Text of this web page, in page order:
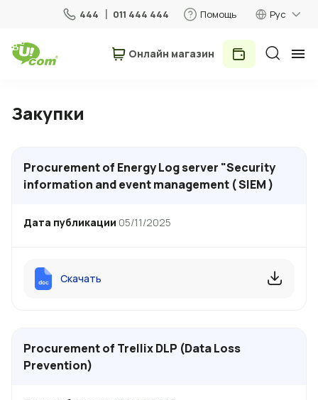
444 011 444 444 Помощь Рус
Мобильная связь
5G сеть Новый
Онлайн магазин
Закупки
Procurement of Energy Log server "Security
information and event management ( SIEM )
Дата публикации 05/11/2025
Скачать
Procurement of Trellix DLP (Data Loss
Prevention)